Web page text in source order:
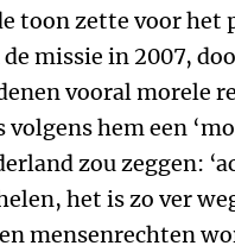
toon zette voor
missie in 2007,
vooral morele
volgens hem een
zou zeggen:
het is zo ver
mensenrechten